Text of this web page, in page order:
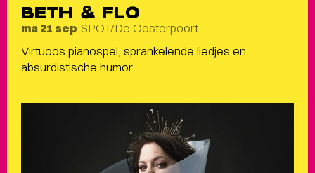
BETH & FLO
ma 21 sep SPOT/De Oosterpoort
Virtuoos pianospel, sprankelende liedjes en
absurdistische humor